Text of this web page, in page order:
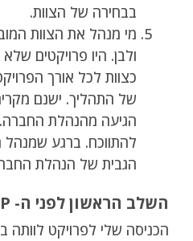
בבחירה של הצוות.
מי מנהל את הצוות
ולבן. היו פרויקטים
כצוות לכל אורך
של התהליך. ישנם
הגיעה מהנהלת
להתווכח. ברגע
הגבית של הנהלת
השלב הראשון לפני ה- P - ניהול ציפיות
הכניסה שלי לפרויקט לוותה